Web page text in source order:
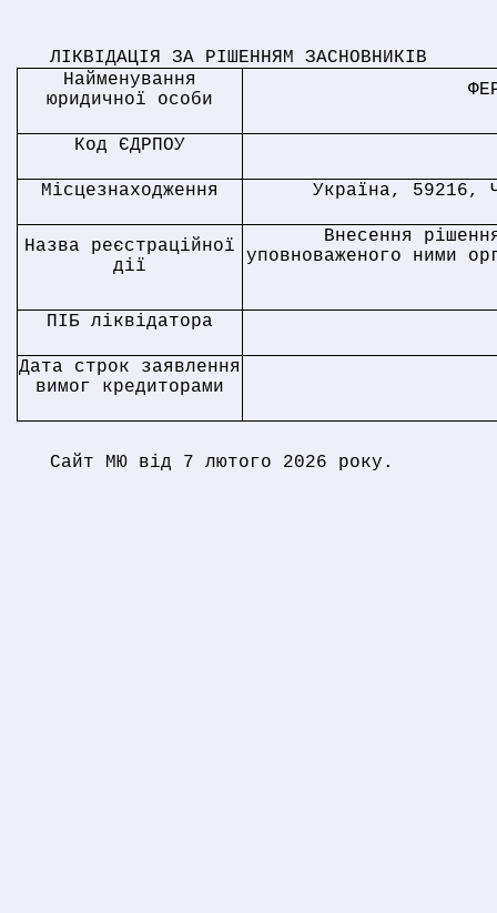
ЛІКВІДАЦІЯ ЗА РІШЕННЯМ ЗАСНОВНИКІВ
Найменування
юридичної особи
Код ЄДРПОУ
Місцезнаходження Україна, 59216,
Назва реєстраційної
дії
Внесення
уповноваженого ними
ПІБ ліквідатора
Дата строк заявлення
вимог кредиторами
Сайт МЮ від 7 лютого 2026 року.